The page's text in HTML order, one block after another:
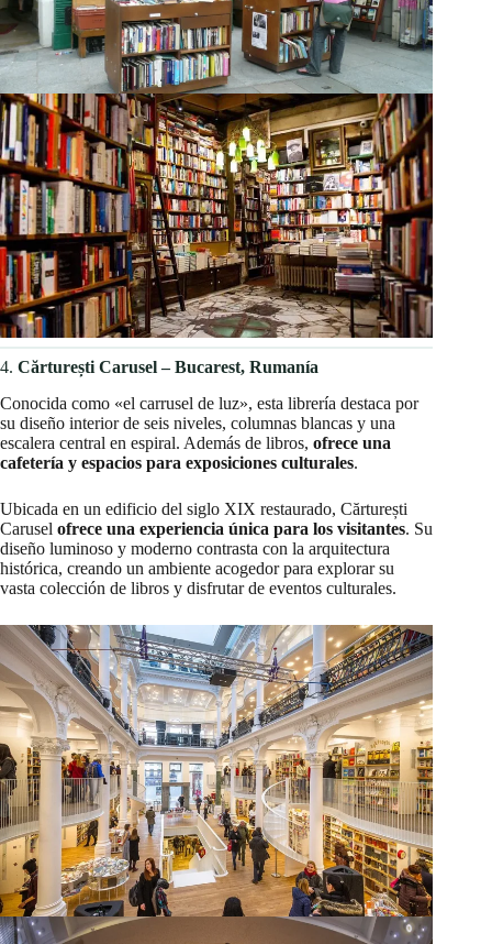
4. Cărturești Carusel – Bucarest, Rumanía
Conocida como «el carrusel de luz», esta librería destaca por
su diseño interior de seis niveles, columnas blancas y una
escalera central en espiral. Además de libros, ofrece una
cafetería y espacios para exposiciones culturales.​
Ubicada en un edificio del siglo XIX restaurado, Cărturești
Carusel ofrece una experiencia única para los visitantes. Su
diseño luminoso y moderno contrasta con la arquitectura
histórica, creando un ambiente acogedor para explorar su
vasta colección de libros y disfrutar de eventos culturales. ​